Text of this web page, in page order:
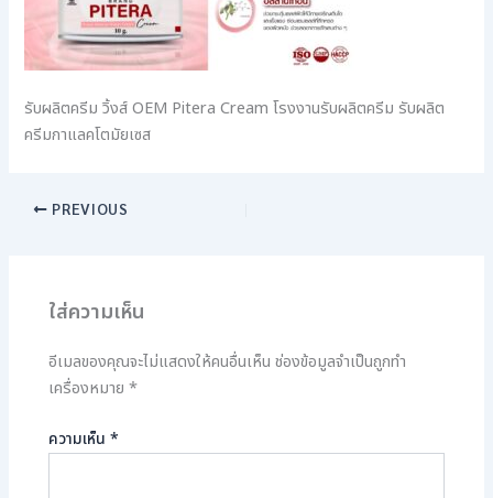
รับผลิตครีม วิ้งส์ OEM Pitera Cream โรงงานรับผลิตครีม รับผลิต
ครีมกาแลคโตมัยเซส
PREVIOUS
ใส่ความเห็น
อีเมลของคุณจะไม่แสดงให้คนอื่นเห็น ช่องข้อมูลจำเป็นถูกทำ
เครื่องหมาย*
ความเห็น*